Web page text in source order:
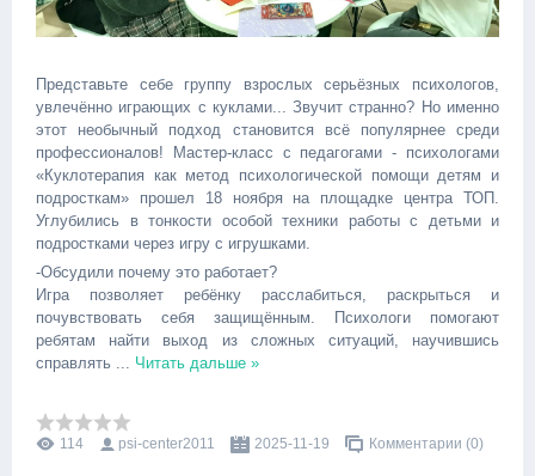
Представьте себе группу взрослых серьёзных психологов,
увлечённо играющих с куклами... Звучит странно? Но именно
этот необычный подход становится всё популярнее среди
профессионалов! Мастер-класс с педагогами - психологами
«Куклотерапия как метод психологической помощи детям и
подросткам» прошел 18 ноября на площадке центра ТОП.
Углубились в тонкости особой техники работы с детьми и
подростками через игру с игрушками.
-Обсудили почему это работает?
Игра позволяет ребёнку расслабиться, раскрыться и
почувствовать себя защищённым. Психологи помогают
ребятам найти выход из сложных ситуаций, научившись
справлять ... Читать дальше »
114 psi-center2011 2025-11-19 Комментарии (0)